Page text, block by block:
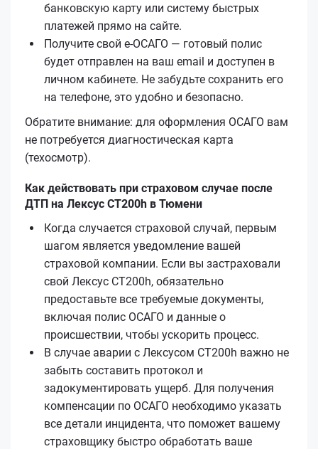
банковскую карту или систему быстрых
платежей прямо на сайте.
Получите свой е‑ОСАГО — готовый полис
будет отправлен на ваш email и доступен в
личном кабинете. Не забудьте сохранить его
на телефоне, это удобно и безопасно.
Обратите внимание: для оформления ОСАГО вам
не потребуется диагностическая карта
(техосмотр).
Как действовать при страховом случае после
ДТП на Лексус CT200h в Тюмени
Когда случается страховой случай, первым
шагом является уведомление вашей
страховой компании. Если вы застраховали
свой Лексус CT200h, обязательно
предоставьте все требуемые документы,
включая полис ОСАГО и данные о
происшествии, чтобы ускорить процесс.
В случае аварии с Лексусом CT200h важно не
забыть составить протокол и
задокументировать ущерб. Для получения
компенсации по ОСАГО необходимо указать
все детали инцидента, что поможет вашему
страховщику быстро обработать ваше